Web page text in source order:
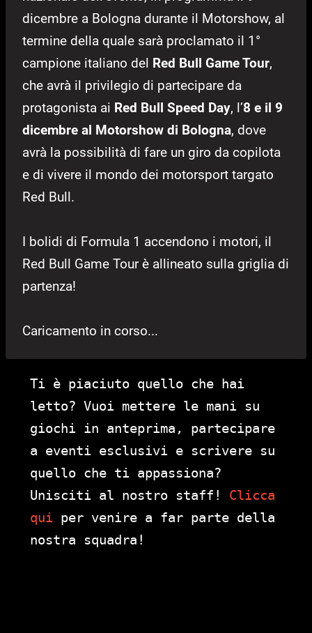
dicembre a Bologna durante il Motorshow, al
termine della quale sarà proclamato il 1°
campione italiano del Red Bull Game Tour,
che avrà il privilegio di partecipare da
protagonista ai Red Bull Speed Day, l’8 e il 9
dicembre al Motorshow di Bologna, dove
avrà la possibilità di fare un giro da copilota
e di vivere il mondo dei motorsport targato
Red Bull.
I bolidi di Formula 1 accendono i motori, il
Red Bull Game Tour è allineato sulla griglia di
partenza!
Caricamento in corso...
Ti è piaciuto quello che hai
letto? Vuoi mettere le mani su
giochi in anteprima, partecipare
a eventi esclusivi e scrivere su
quello che ti appassiona?
Unisciti al nostro staff! Clicca
qui per venire a far parte della
nostra squadra!